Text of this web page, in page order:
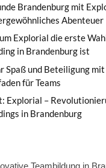
Brandenburg mit
Abenteuer
Explorial die erste
in Brandenburg ist
Spaß und Beteiligung
für Teams
Explorial –
in Brandenburg